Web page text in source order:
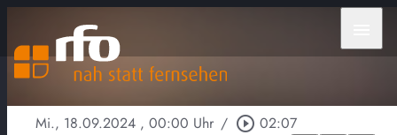
Mi., 18.09.2024 , 00:00 Uhr / play_circle_outline 02:07